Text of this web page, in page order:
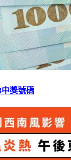
獎號碼